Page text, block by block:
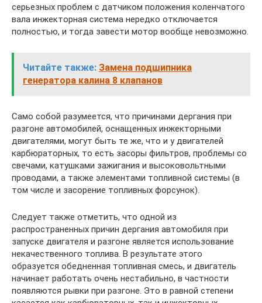
серьезных проблем с датчиком положения коленчатого
вала инжекторная система нередко отключается
полностью, и тогда завести мотор вообще невозможно.
Читайте также: Замена подшипника
генератора калина 8 клапанов
Само собой разумеется, что причинами дергания при
разгоне автомобилей, оснащенных инжекторными
двигателями, могут быть те же, что и у двигателей
карбюраторных, то есть засоры фильтров, проблемы со
свечами, катушками зажигания и высоковольтными
проводами, а также элементами топливной системы (в
том числе и засорение топливных форсунок).
Следует также отметить, что одной из
распространенных причин дергания автомобиля при
запуске двигателя и разгоне является использование
некачественного топлива. В результате этого
образуется обедненная топливная смесь, и двигатель
начинает работать очень нестабильно, в частности
появляются рывки при разгоне. Это в равной степени